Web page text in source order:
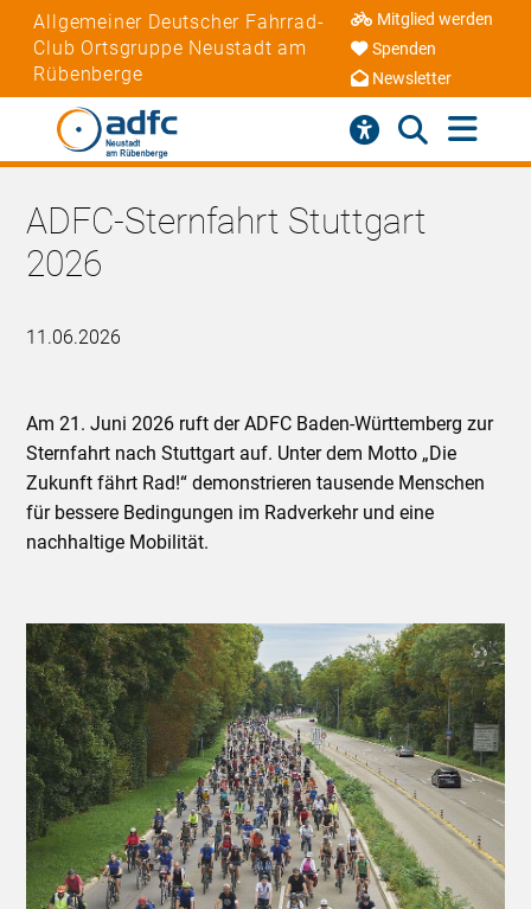
Allgemeiner Deutscher Fahrrad-
Club Ortsgruppe Neustadt am
Rübenberge
Mitglied werden
Spenden
Newsletter
ADFC-Sternfahrt Stuttgart
2026
11.06.2026
Am 21. Juni 2026 ruft der ADFC Baden-Württemberg zur
Sternfahrt nach Stuttgart auf. Unter dem Motto „Die
Zukunft fährt Rad!“ demonstrieren tausende Menschen
für bessere Bedingungen im Radverkehr und eine
nachhaltige Mobilität.